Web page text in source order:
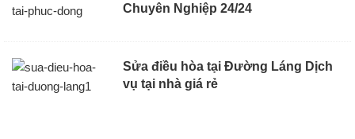
Chuyên Nghiệp 24/24
Sửa điều hòa tại Đường Láng Dịch
vụ tại nhà giá rẻ